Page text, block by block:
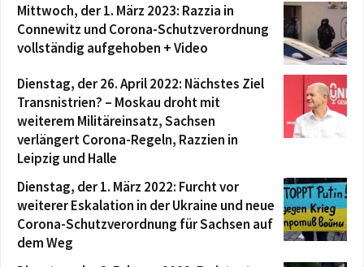
Mittwoch, der 1. März 2023: Razzia in
Connewitz und Corona-Schutzverordnung
vollständig aufgehoben + Video
Dienstag, der 26. April 2022: Nächstes Ziel
Transnistrien? – Moskau droht mit
weiterem Militäreinsatz, Sachsen
verlängert Corona-Regeln, Razzien in
Leipzig und Halle
Dienstag, der 1. März 2022: Furcht vor
weiterer Eskalation in der Ukraine und neue
Corona-Schutzverordnung für Sachsen auf
dem Weg